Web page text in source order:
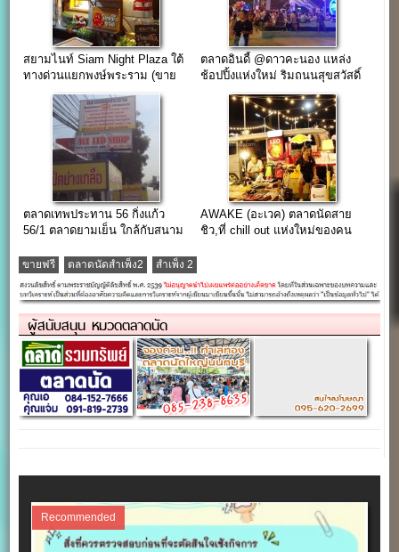
สยามไนท์ Siam Night Plaza ใต้
ทางด่วนแยกพงษ์พระราม (ขาย
ตลาดอินดี้ @ดาวคะนอง แหล่ง
ช้อปปิ้งแห่งใหม่ ริมถนนสุขสวัสดิ์
ตลาดเทพประทาน 56 กิ่งแก้ว
56/1 ตลาดยามเย็น ใกล้กับสนาม
AWAKE (อะเวค) ตลาดนัดสาย
ชิว,ที่ chill out แห่งใหม่ของคน
ขายฟรี ตลาดนัดสำเพ็ง2 สำเพ็ง 2
ผู้สนับสนุน หมวดตลาดนัด
Recommended